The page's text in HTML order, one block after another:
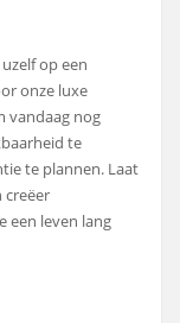
op een
onze luxe
vandaag nog
te
te plannen. Laat
creëer
een leven lang